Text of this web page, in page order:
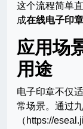
这个流程简单
成在线电子印
应用场
用途
电子印章不仅
常场景。通过
（https://